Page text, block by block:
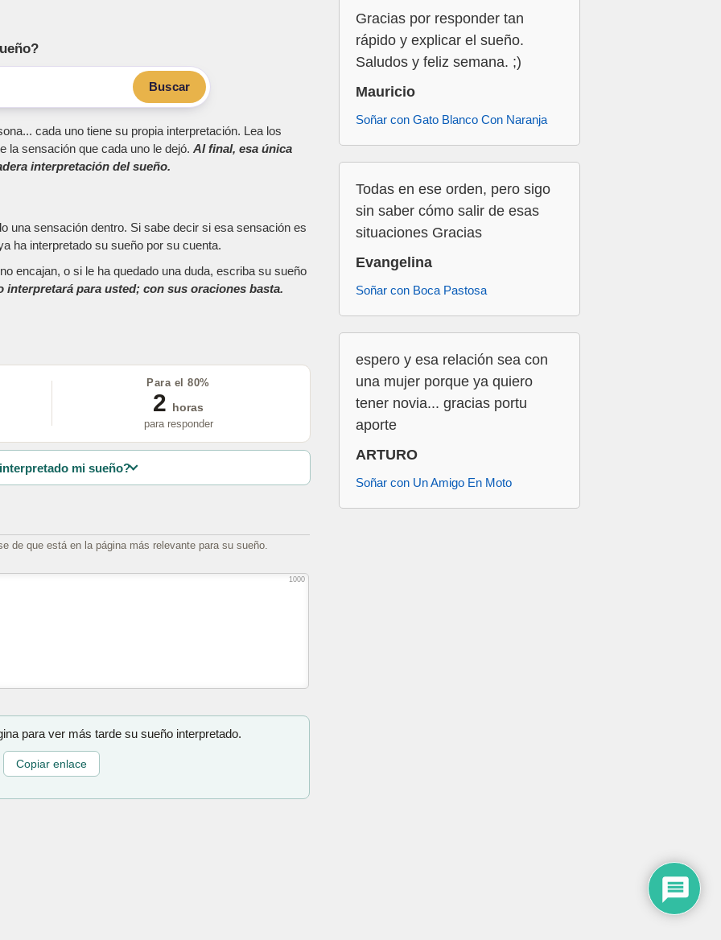
Buscar
cada uno tiene su propia interpretación. Lea los
la sensación que cada uno le dejó. Al final, esa única
interpretación del sueño.
una sensación dentro. Si sabe decir si esa sensación es
ha interpretado su sueño por su cuenta.
encajan, o si le ha quedado una duda, escriba su sueño
interpretará para usted; con sus oraciones basta.
Para el 80%
2
horas
para responder
mi sueño?
de que está en la página más relevante para su sueño.
1000
para ver más tarde su sueño interpretado.
Copiar enlace
Gracias por responder tan
rápido y explicar el sueño.
Saludos y feliz semana. ;)
Mauricio
Soñar con Gato Blanco Con Naranja
Todas en ese orden, pero sigo
sin saber cómo salir de esas
situaciones Gracias
Evangelina
Soñar con Boca Pastosa
espero y esa relación sea con
una mujer porque ya quiero
tener novia... gracias portu
aporte
ARTURO
Soñar con Un Amigo En Moto